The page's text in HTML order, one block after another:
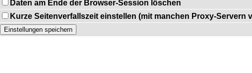
Daten am Ende der Browser-Session löschen
Kurze Seitenverfallszeit einstellen (mit manchen Proxy-Servern